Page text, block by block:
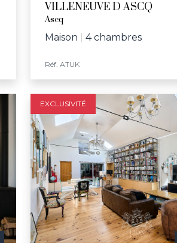
VILLENEUVE D ASCQ
Ascq
Maison 4 chambres
Réf. ATUK
EXCLUSIVITÉ